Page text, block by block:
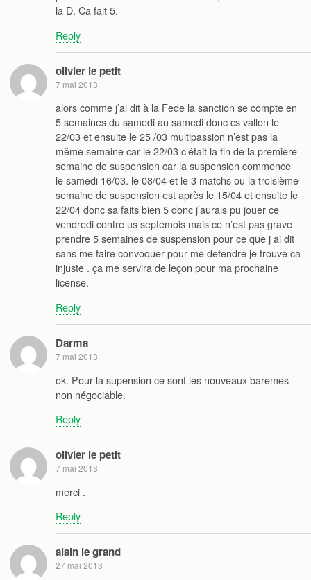
la D. Ca fait 5.
Reply
olivier le petit
7 mai 2013
alors comme j’ai dit à la Fede la sanction se compte en
5 semaines du samedi au samedi donc cs vallon le
22/03 et ensuite le 25 /03 multipassion n’est pas la
même semaine car le 22/03 c’était la fin de la première
semaine de suspension car la suspension commence
le samedi 16/03. le 08/04 et le 3 matchs ou la troisième
semaine de suspension est après le 15/04 et ensuite le
22/04 donc sa faits bien 5 donc j’aurais pu jouer ce
vendredi contre us septémois mais ce n’est pas grave
prendre 5 semaines de suspension pour ce que j ai dit
sans me faire convoquer pour me defendre je trouve ca
injuste . ça me servira de leçon pour ma prochaine
license.
Reply
Darma
7 mai 2013
ok. Pour la supension ce sont les nouveaux baremes
non négociable.
Reply
olivier le petit
7 mai 2013
merci .
Reply
alain le grand
27 mai 2013